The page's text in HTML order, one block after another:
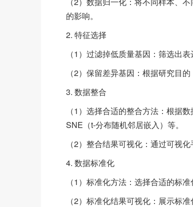
的影响。
2. 特征选择
（1）过滤掉低质量基因：筛选出
（2）保留差异基因：根据研究目
3. 数据整合
（1）选择合适的整合方法：根据
SNE（t-分布随机邻居嵌入）等。
（2）整合结果可视化：通过可视
4. 数据标准化
（1）标准化方法：选择合适的标
（2）标准化结果可视化：展示标